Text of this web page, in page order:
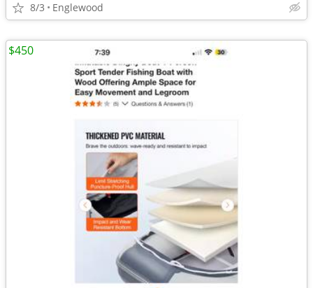
8/3 Englewood
$450